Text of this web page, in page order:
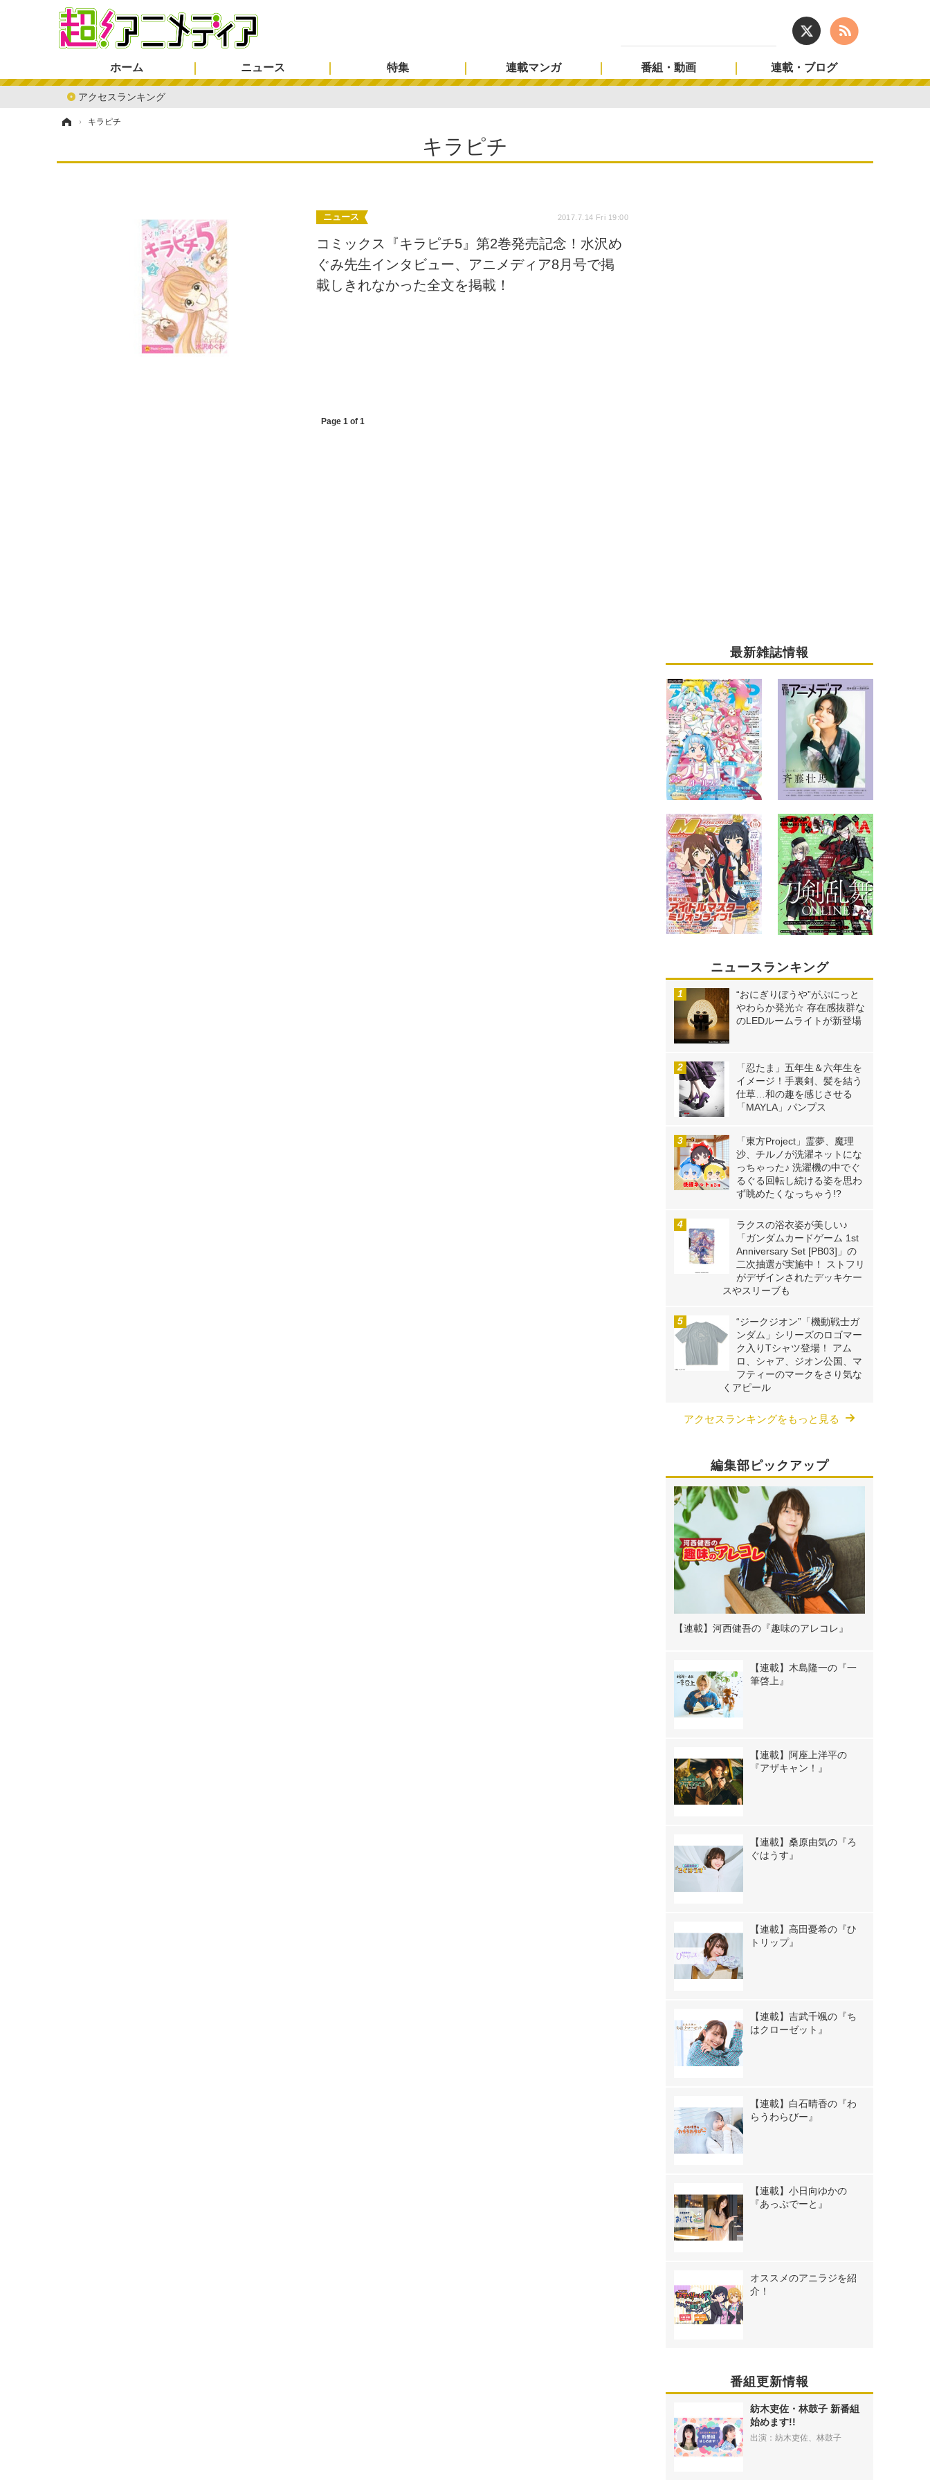
ホーム
アクセスランキング
ニュース 特集 連載マンガ 番組・動画 連載・ブログ
› キラピチ
キラピチ
ニュース 2017.7.14 Fri 19:00
コミックス『キラピチ5』第2巻発売記念！水沢め
ぐみ先生インタビュー、アニメディア8月号で掲
載しきれなかった全文を掲載！
Page 1 of 1
最新雑誌情報
ニュースランキング
“おにぎりぼうや”がぷにっと
やわらか発光☆ 存在感抜群な
のLEDルームライトが新登場
「忍たま」五年生＆六年生を
イメージ！手裏剣、髪を結う
仕草…和の趣を感じさせる
「MAYLA」パンプス
「東方Project」霊夢、魔理
沙、チルノが洗濯ネットにな
っちゃった♪ 洗濯機の中でぐ
るぐる回転し続ける姿を思わ
ず眺めたくなっちゃう!?
ラクスの浴衣姿が美しい♪
「ガンダムカードゲーム 1st
Anniversary Set [PB03]」の
二次抽選が実施中！ ストフリ
がデザインされたデッキケー
スやスリーブも
“ジークジオン”「機動戦士ガ
ンダム」シリーズのロゴマー
ク入りTシャツ登場！ アム
ロ、シャア、ジオン公国、マ
フティーのマークをさり気な
くアピール
アクセスランキングをもっと見る
編集部ピックアップ
【連載】河西健吾の『趣味のアレコレ』
【連載】木島隆一の『一
筆啓上』
【連載】阿座上洋平の
『アザキャン！』
【連載】桑原由気の『ろ
ぐはうす』
【連載】高田憂希の『ひ
トリップ』
【連載】吉武千颯の『ち
はクローゼット』
【連載】白石晴香の『わ
らうわらびー』
【連載】小日向ゆかの
『あっぷでーと』
オススメのアニラジを紹
介！
番組更新情報
紡木吏佐・林鼓子 新番組
始めます!!
出演：紡木吏佐、林鼓子